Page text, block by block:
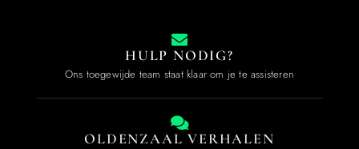
HULP NODIG?
Ons toegewijde team staat klaar om je te assisteren
OLDENZAAL VERHALEN